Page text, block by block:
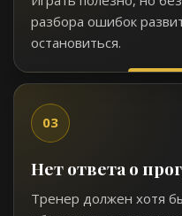
разбора ошибок
остановиться.
03
Нет ответа о
Тренер должен хотя